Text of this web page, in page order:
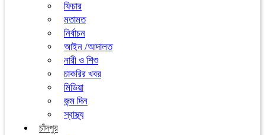
ফিচার
মতামত
নির্বাচন
আইন /আদালত
নারী ও শিশু
চাকরির খবর
মিডিয়া
জন্ম দিন
স্বাস্থ্য
চাঁদপুর